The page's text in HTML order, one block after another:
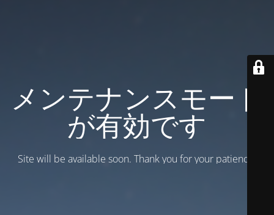
メンテナンスモード
が有効です
Site will be available soon. Thank you for your patience!